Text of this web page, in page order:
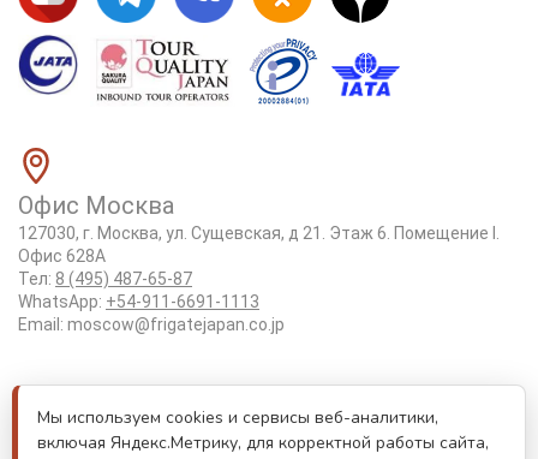
Офис Москва
127030, г. Москва, ул. Сущевская, д 21. Этаж 6. Помещение I.
Офис 628А
Тел: 8 (495) 487-65-87
WhatsApp: +54-911-6691-1113
Email: moscow@frigatejapan.co.jp
Положение об обработке персональных данных
Лицензия Tottori #3-92
Мы используем cookies и сервисы веб-аналитики,
включая Яндекс.Метрику, для корректной работы сайта,